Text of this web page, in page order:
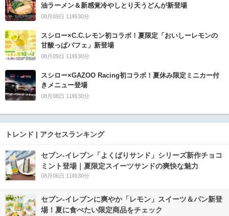
油ラーメン＆新感覚冷やしとり天うどんが新登場
08月09日 11時30分
スシロー×C.C.レモン初コラボ！夏限定「おいしーレモンの
甘酸っぱパフェ」新登場
08月09日 11時30分
スシロー×GAZOO Racing初コラボ！夏休み限定ミニカー付
きメニュー登場
08月08日 11時30分
トレンド | アクセスランキング
セブン‐イレブン「よくばりサンド」シリーズ新作チョコ
ミント登場｜夏限定スイーツサンドの爽快な魅力
08月06日 11時30分
セブン‐イレブンに爽やか「レモン」スイーツ＆パン新登
場！夏に食べたい限定商品をチェック